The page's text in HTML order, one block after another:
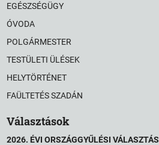
EGÉSZSÉGÜGY
ÓVODA
POLGÁRMESTER
TESTÜLETI ÜLÉSEK
HELYTÖRTÉNET
FAÜLTETÉS SZADÁN
Választások
2026. ÉVI ORSZÁGGYŰLÉSI VÁLASZTÁS